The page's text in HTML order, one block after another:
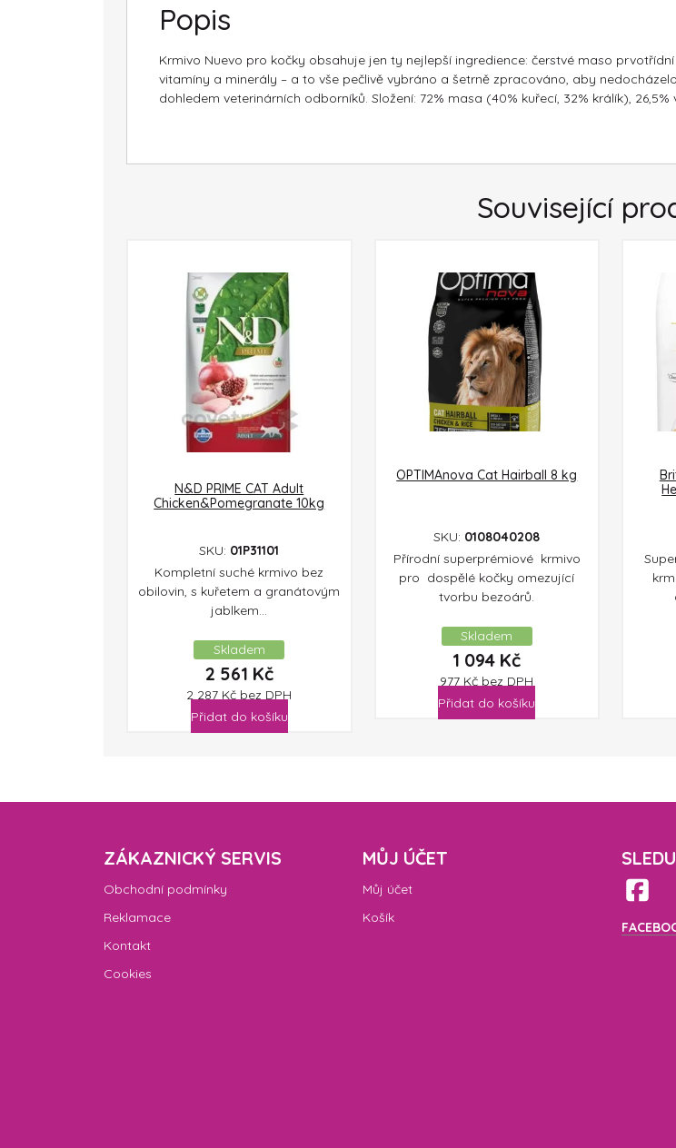
Popis
Krmivo Nuevo pro kočky obsahuje jen ty nejlepší ingredience: čerstvé maso
vitamíny a minerály – a to vše pečlivě vybráno a šetrně zpracováno, aby
dohledem veterinárních odborníků. Složení: 72% masa (40% kuřecí, 32% králík),
Související
N&D PRIME CAT Adult
Chicken&Pomegranate 10kg
SKU: 01P31101
Kompletní suché krmivo bez
obilovin, s kuřetem a granátovým
jablkem...
Skladem
2 561 Kč
2 287 Kč bez DPH
Přidat do košíku
OPTIMAnova Cat Hairball 8 kg
SKU: 0108040208
Přírodní superprémiové krmivo
pro dospělé kočky omezující
tvorbu bezoárů.
Skladem
1 094 Kč
977 Kč bez DPH
Přidat do košíku
ZÁKAZNICKÝ SERVIS
Obchodní podmínky
Reklamace
Kontakt
Cookies
MŮJ ÚČET
Můj účet
Košík